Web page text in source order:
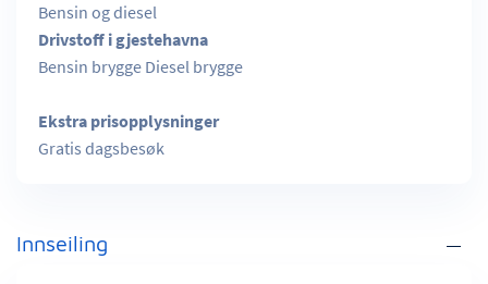
Bensin og diesel
Drivstoff i gjestehavna
Bensin brygge Diesel brygge
Ekstra prisopplysninger
Gratis dagsbesøk
Innseiling